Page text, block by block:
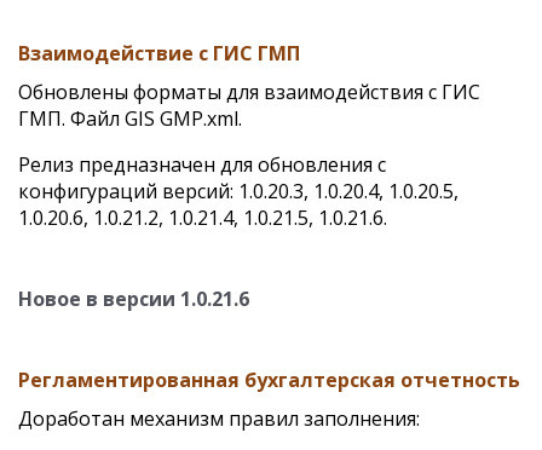
Взаимодействие с ГИС ГМП
Обновлены форматы для взаимодействия с ГИС
ГМП. Файл GIS GMP.xml.
Релиз предназначен для обновления с
конфигураций версий: 1.0.20.3, 1.0.20.4, 1.0.20.5,
1.0.20.6, 1.0.21.2, 1.0.21.4, 1.0.21.5, 1.0.21.6.
Новое в версии 1.0.21.6
Регламентированная бухгалтерская отчетность
Доработан механизм правил заполнения: